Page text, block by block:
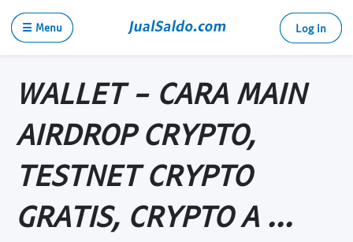
☰ Menu Log in
WALLET - CARA MAIN
AIRDROP CRYPTO,
TESTNET CRYPTO
GRATIS, CRYPTO A ...